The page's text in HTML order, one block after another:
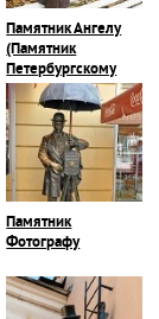
Памятник Ангелу
(Памятник
Петербургскому
Ангелу)
Памятник
Фотографу